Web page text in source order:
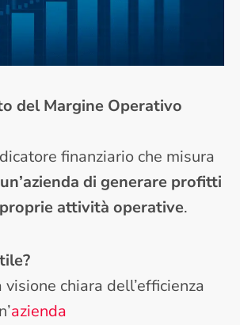
del Margine Operativo
finanziario che misura
di generare profitti
attività operative.
visione chiara dell’efficienza
azienda